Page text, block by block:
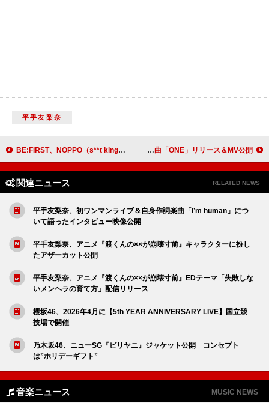
平手友梨奈
BE:FIRST、NOPPO（s**t kingz）振り付け「I Want You Back」ダンスパフォーマンス映像を公開 Rude-α、チプルソとタッグ組んだ新曲「ONE」リリース＆MV公開
関連ニュース RELATED NEWS
平手友梨奈、初ワンマンライブ＆自身作詞楽曲「I’m human」につ
いて語ったインタビュー映像公開
平手友梨奈、アニメ『渡くんの××が崩壊寸前』キャラクターに扮し
たアザーカット公開
平手友梨奈、アニメ『渡くんの××が崩壊寸前』EDテーマ「失敗しな
いメンヘラの育て方」配信リリース
櫻坂46、2026年4月に【5th YEAR ANNIVERSARY LIVE】国立競
技場で開催
乃木坂46、ニューSG『ビリヤニ』ジャケット公開 コンセプト
は”ホリデーギフト”
音楽ニュース MUSIC NEWS